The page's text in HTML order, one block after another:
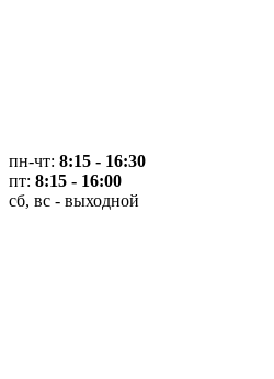
пн-чт: 8:15 - 16:30
пт: 8:15 - 16:00
сб, вс - выходной